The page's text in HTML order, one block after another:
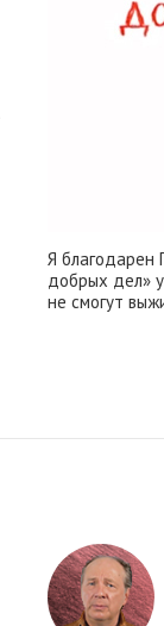
Я благодарен
добрых дел»
не смогут